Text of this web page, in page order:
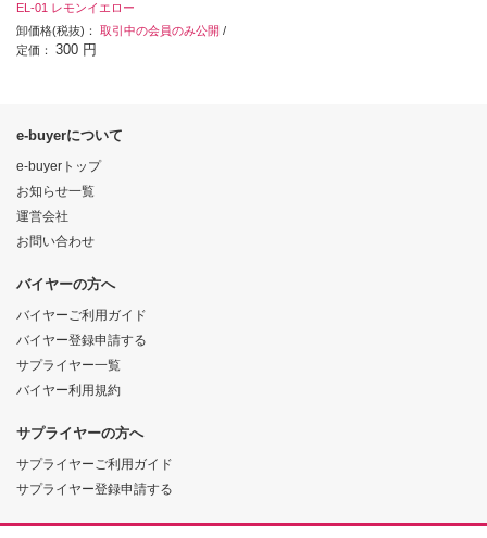
EL-01 レモンイエロー
卸価格(税抜)： 取引中の会員のみ公開 /
定価： 300 円
e-buyerについて
e-buyerトップ
お知らせ一覧
運営会社
お問い合わせ
バイヤーの方へ
バイヤーご利用ガイド
バイヤー登録申請する
サプライヤー一覧
バイヤー利用規約
サプライヤーの方へ
サプライヤーご利用ガイド
サプライヤー登録申請する